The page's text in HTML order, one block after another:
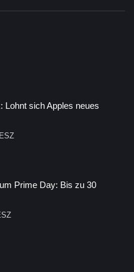
Lohnt sich Apples neues
Prime Day: Bis zu 30